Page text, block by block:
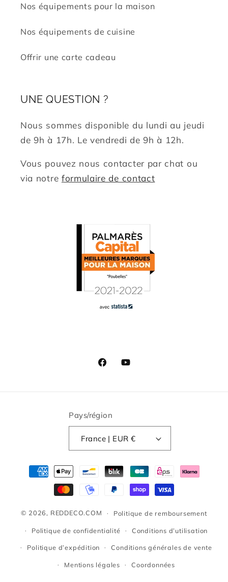
Nos équipements pour la maison
Nos équipements de cuisine
Offrir une carte cadeau
UNE QUESTION ?
Nous sommes disponible du lundi au jeudi
de 9h à 17h. Le vendredi de 9h à 12h.
Vous pouvez nous contacter par chat ou
via notre formulaire de contact
FacebookYouTube
Pays/région
France | EUR €
Moyens
de
paiement
© 2026, REDDECO.COM Politique de remboursement
Politique de confidentialité Conditions d’utilisation
Politique d’expédition Conditions générales de vente
Mentions légales Coordonnées